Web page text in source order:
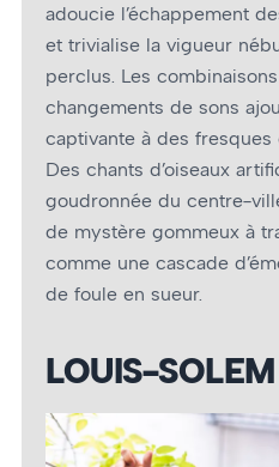
adoucie l’échappement
et trivialise la vigueur
perclus. Les
changements de sons
captivante à des
Des chants d’oiseaux
goudronnée du centre-
de mystère gommeux à
comme une cascade
de foule en sueur.
LOUIS-SOLEM